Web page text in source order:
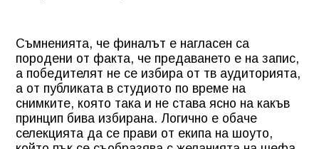
Съмненията, че финалът е нагласен са
породени от факта, че предаването е на запис,
а победителят не се избира от тв аудиторията,
а от публиката в студиото по време на
снимките, която така и не става ясно на какъв
принцип бива избирана. Логично е обаче
селекцията да се прави от екипа на шоуто,